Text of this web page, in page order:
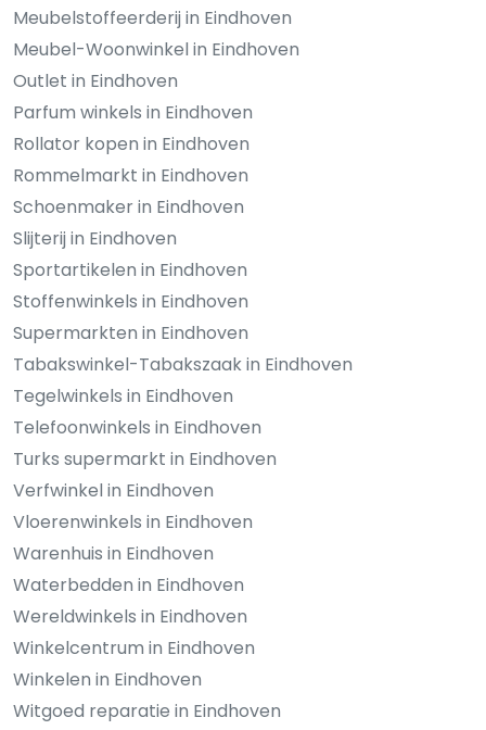
Meubelstoffeerderij in Eindhoven
Meubel-Woonwinkel in Eindhoven
Outlet in Eindhoven
Parfum winkels in Eindhoven
Rollator kopen in Eindhoven
Rommelmarkt in Eindhoven
Schoenmaker in Eindhoven
Slijterij in Eindhoven
Sportartikelen in Eindhoven
Stoffenwinkels in Eindhoven
Supermarkten in Eindhoven
Tabakswinkel-Tabakszaak in Eindhoven
Tegelwinkels in Eindhoven
Telefoonwinkels in Eindhoven
Turks supermarkt in Eindhoven
Verfwinkel in Eindhoven
Vloerenwinkels in Eindhoven
Warenhuis in Eindhoven
Waterbedden in Eindhoven
Wereldwinkels in Eindhoven
Winkelcentrum in Eindhoven
Winkelen in Eindhoven
Witgoed reparatie in Eindhoven